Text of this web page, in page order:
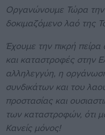
Οργανώνουμε Τώρα
δοκιμαζόμενο λαό της
Έχουμε την πικρή
και καταστροφές στην
αλληλεγγύη, η
συνδικάτων και του
προστασίας και
των καταστροφών, ότι
Κανείς μόνος!